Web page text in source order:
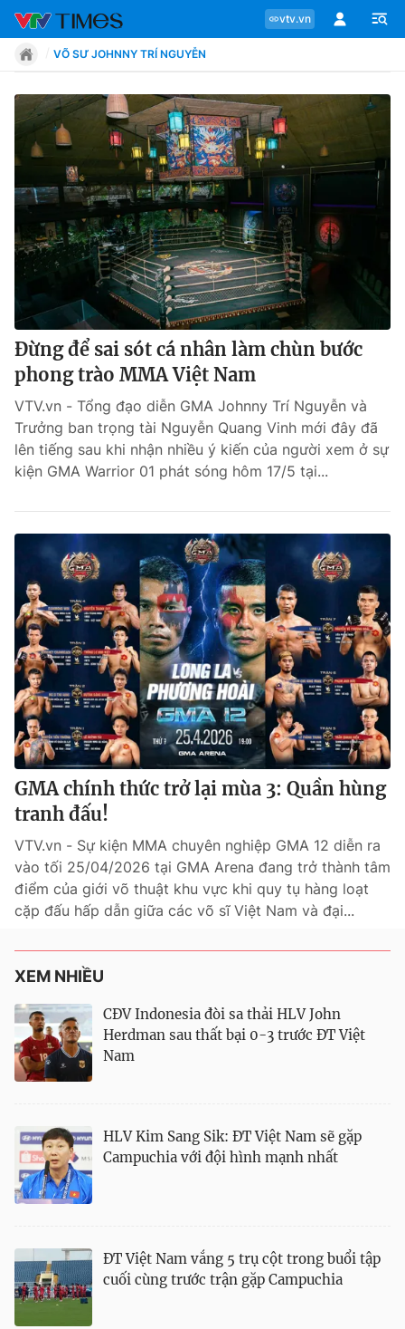
vtv.vn
Chuyên mục
Tin tức
Move
Phong cách
Chân dung
Bóng đá
Các môn khác
VIDEO
Bên lề
THỜI BÁO VTV
Theo dõi báo trên
Cơ quan chủ quản:
Đài Truyền hình Việt Nam
Giấy phép hoạt động báo in và báo điện tử số 483/GP-BTTTT
cấp ngày 29/12/2023
Phó Tổng Biên tập: Nguyễn Thị Mỹ Hạnh, Phạm Quốc Thắng,
Nguyễn Trọng Ninh
Tổng đài VTV:
024.38 355 931 - 024.38 355 932
Email:toasoan@vtv.vn
VÕ SƯ JOHNNY TRÍ NGUYỄN
Đừng để sai sót cá nhân làm chùn bước
phong trào MMA Việt Nam
VTV.vn - Tổng đạo diễn GMA Johnny Trí Nguyễn và
Trưởng ban trọng tài Nguyễn Quang Vinh mới đây đã
lên tiếng sau khi nhận nhiều ý kiến của người xem ở sự
kiện GMA Warrior 01 phát sóng hôm 17/5 tại...
GMA chính thức trở lại mùa 3: Quần hùng
tranh đấu!
VTV.vn - Sự kiện MMA chuyên nghiệp GMA 12 diễn ra
vào tối 25/04/2026 tại GMA Arena đang trở thành tâm
điểm của giới võ thuật khu vực khi quy tụ hàng loạt
cặp đấu hấp dẫn giữa các võ sĩ Việt Nam và đại...
XEM NHIỀU
CĐV Indonesia đòi sa thải HLV John
Herdman sau thất bại 0-3 trước ĐT Việt
Nam
HLV Kim Sang Sik: ĐT Việt Nam sẽ gặp
Campuchia với đội hình mạnh nhất
ĐT Việt Nam vắng 5 trụ cột trong buổi tập
cuối cùng trước trận gặp Campuchia